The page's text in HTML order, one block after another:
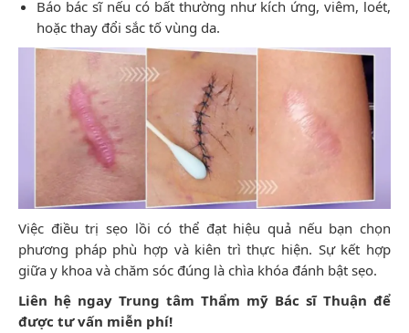
Báo bác sĩ nếu có bất thường như kích ứng, viêm, loét,
hoặc thay đổi sắc tố vùng da.
Việc điều trị sẹo lồi có thể đạt hiệu quả nếu bạn chọn
phương pháp phù hợp và kiên trì thực hiện. Sự kết hợp
giữa y khoa và chăm sóc đúng là chìa khóa đánh bật sẹo.
Liên hệ ngay Trung tâm Thẩm mỹ Bác sĩ Thuận để
được tư vấn miễn phí!